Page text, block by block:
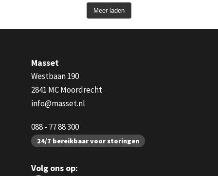
Meer laden
Masset
Westbaan 190
2841 MC Moordrecht
info@masset.nl
088 - 77 88 300
24/7 bereikbaar voor storingen
Volg ons op: